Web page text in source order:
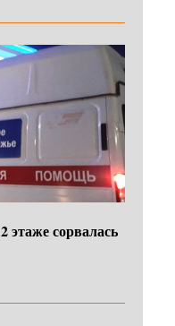
этаже сорвалась